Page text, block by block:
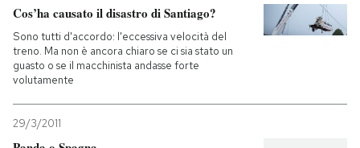
Politica
Tecnologia
Internet
Scienza
Cultura
Economia
Consumismi
Storie/Idee
Ok Boomer!
Europa
Cos’ha causato il disastro di Santiago?
Sono tutti d'accordo: l'eccessiva velocità del
treno. Ma non è ancora chiaro se ci sia stato un
guasto o se il macchinista andasse forte
volutamente
29/3/2011